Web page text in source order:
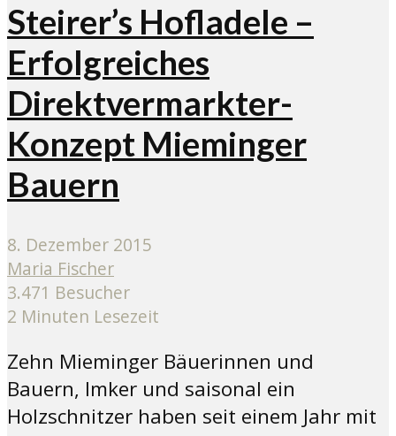
Steirer’s Hofladele –
Erfolgreiches
Direktvermarkter-
Konzept Mieminger
Bauern
8. Dezember 2015
Maria Fischer
3.471 Besucher
2 Minuten Lesezeit
Zehn Mieminger Bäuerinnen und
Bauern, Imker und saisonal ein
Holzschnitzer haben seit einem Jahr mit